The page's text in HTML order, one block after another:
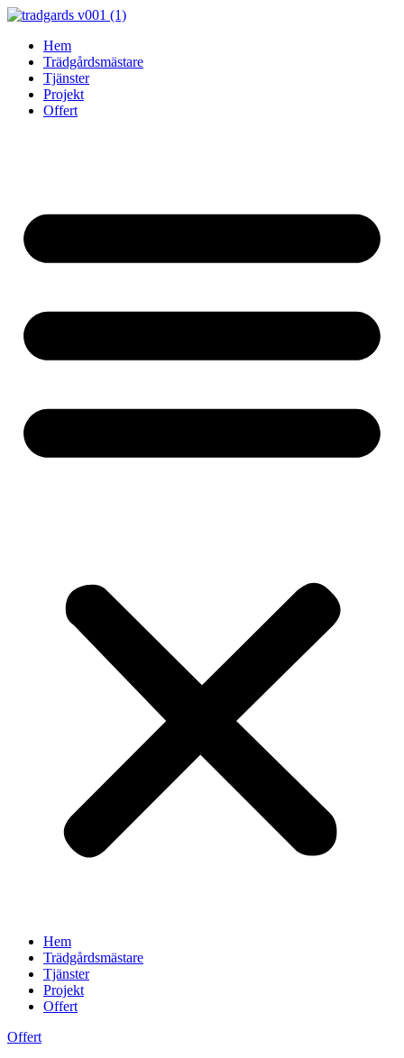
Skip
contentHem
Trädgårdsmästare
Tjänster
Projekt
Offert
Hem
Trädgårdsmästare
Tjänster
Projekt
Offert
Offert